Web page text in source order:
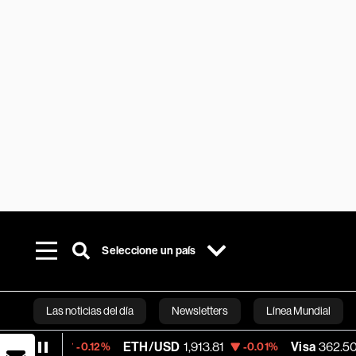
Seleccione un país
Las noticias del día Newsletters Línea Mundial
Bloomberg
ETH/USD 1,913.81 -0.01% Visa 362.50 -2.15%